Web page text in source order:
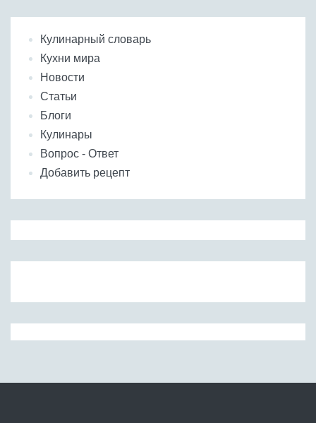
Кулинарный словарь
Кухни мира
Новости
Статьи
Блоги
Кулинары
Вопрос - Ответ
Добавить рецепт